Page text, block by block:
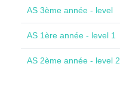
AS 3ème année - level
AS 1ère année - level 1
AS 2ème année - level 2